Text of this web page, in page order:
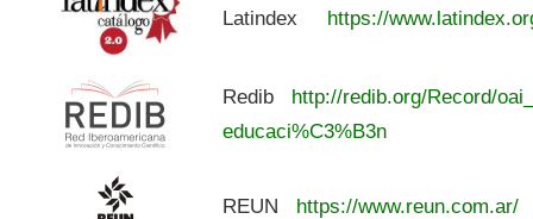
Latindex https://
Redib
http://redib.org/Record/
educaci%C3%B3n
REUN https://www.reun.com.ar/